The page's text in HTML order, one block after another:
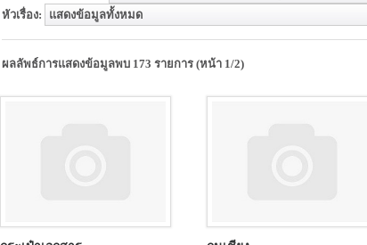
หัวเรื่อง:
ผลลัพธ์การแสดงข้อมูลพบ 173 รายการ (หน้า 1/2)